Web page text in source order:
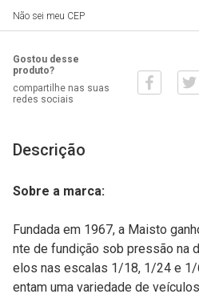
Não sei meu CEP
Gostou desse
produto?
compartilhe nas suas
redes sociais
Descrição
Sobre a marca:
Fundada em 1967, a Maisto
nte de fundição sob pressão na
elos nas escalas 1/18, 1/24 e
entam uma variedade de